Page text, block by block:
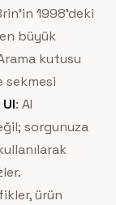
1998’deki
büyük
kutusu
sekmesi
: AI
sorgunuza
ürün